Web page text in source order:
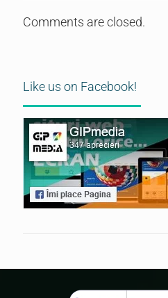
Comments are closed.
Like us on Facebook!